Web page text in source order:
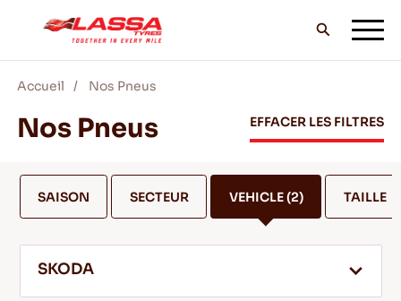
TOUS LES PNEUS LASSA
BLOG & VIDEOS
Accueil Nos Pneus
Nos Pneus EFFACER LES FILTRES
SAISON SECTEUR VEHICLE(2) TAILLE
SKODA